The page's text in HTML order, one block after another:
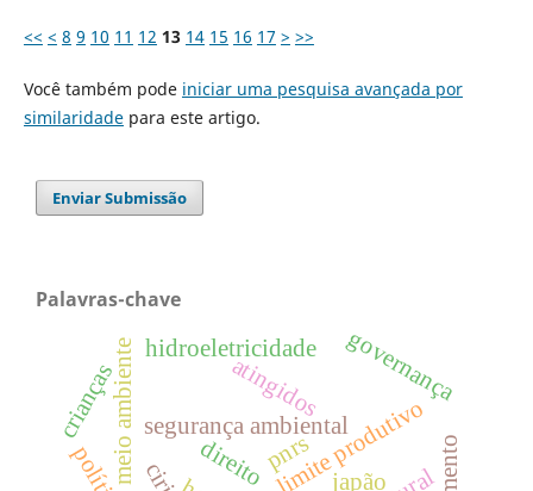
<< < 8 9 10 11 12 13 14 15 16 17 > >>
Você também pode iniciar uma pesquisa avançada por
similaridadepara este artigo.
Enviar Submissão
Palavras-chave
segurança ambientallimite produtivo
meio ambiente japão
atingidos
direitopnrs
hidroeletricidade governança
crianças